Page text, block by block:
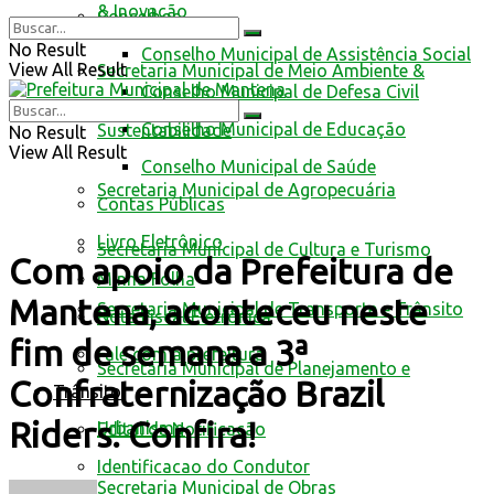
Conselhos
Conselho Municipal de Assistência Social
Conselho Municipal de Defesa Civil
Conselho Municipal de Educação
Conselho Municipal de Saúde
Contas Públicas
Livro Eletrônico
Minha Folha
Nota Fiscal Eletrônica
Fale com a prefeitura
Trânsito
Edital de Notificação
Identificacao do Condutor
& Inovação
Secretaria Municipal de Meio Ambiente &
Sustentabilidade
Secretaria Municipal de Agropecuária
Secretaria Municipal de Cultura e Turismo
Secretaria Municipal de Transporte e Trânsito
Secretaria Municipal de Planejamento e
Urbanismo
Secretaria Municipal de Obras
No Result
View All Result
No Result
View All Result
Com apoio da Prefeitura de
Mantena, aconteceu neste
fim de semana a 3ª
Confraternização Brazil
Riders. Confira!